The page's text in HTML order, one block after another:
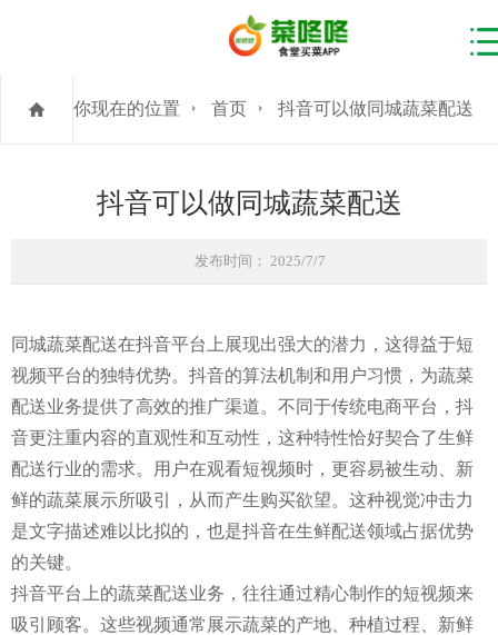
你现在的位置 首页 抖音可以做同城蔬菜配送
抖音可以做同城蔬菜配送
发布时间： 2025/7/7
同城蔬菜配送在抖音平台上展现出强大的潜力，这得益于短
视频平台的独特优势。抖音的算法机制和用户习惯，为蔬菜
配送业务提供了高效的推广渠道。不同于传统电商平台，抖
音更注重内容的直观性和互动性，这种特性恰好契合了生鲜
配送行业的需求。用户在观看短视频时，更容易被生动、新
鲜的蔬菜展示所吸引，从而产生购买欲望。这种视觉冲击力
是文字描述难以比拟的，也是抖音在生鲜配送领域占据优势
的关键。
抖音平台上的蔬菜配送业务，往往通过精心制作的短视频来
吸引顾客。这些视频通常展示蔬菜的产地、种植过程、新鲜